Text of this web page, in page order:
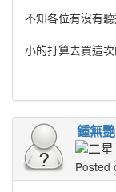
不知各位有沒有聽
小的打算去買這
鍾無艷
Posted